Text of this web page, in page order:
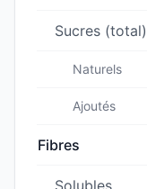
Sucres (total)
Naturels
Ajoutés
Fibres
Solubles